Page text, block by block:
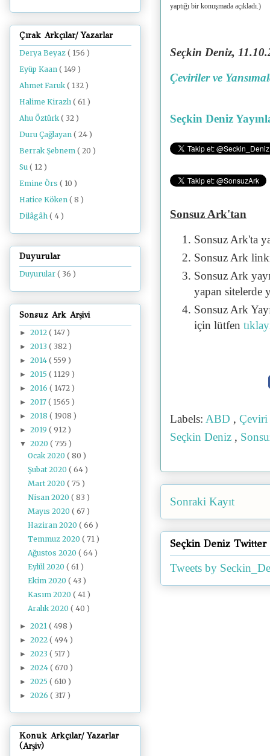
yaptığı bir konuşmada açıkladı.)
Seçkin Deniz, 11.10
Çeviriler ve
Seçkin Deniz
Sonsuz Ark'tan
Sonsuz Ark'ta
Sonsuz Ark
Sonsuz Ark
yapan sitelerde
Sonsuz Ark
için lütfen
Labels: ABD , Çeviri
Seçkin Deniz ,
Sonraki Kayıt
Seçkin Deniz Twitter
Tweets by
Çırak Arkçılar/ Yazarlar
Derya Beyaz ( 156 )
Eyüp Kaan ( 149 )
Ahmet Faruk ( 132 )
Halime Kirazlı ( 61 )
Ahu Öztürk ( 32 )
Duru Çağlayan ( 24 )
Berrak Şebnem ( 20 )
Su ( 12 )
Emine Örs ( 10 )
Hatice Köken ( 8 )
Dilâgâh ( 4 )
Duyurular
Duyurular ( 36 )
Sonsuz Ark Arşivi
► 2012 ( 147 )
► 2013 ( 382 )
► 2014 ( 559 )
► 2015 ( 1129 )
► 2016 ( 1472 )
► 2017 ( 1565 )
► 2018 ( 1908 )
► 2019 ( 912 )
▼ 2020 ( 755 )
Ocak 2020( 80 )
Şubat 2020( 64 )
Mart 2020( 75 )
Nisan 2020( 83 )
Mayıs 2020( 67 )
Haziran 2020( 66 )
Temmuz 2020( 71 )
Ağustos 2020( 64 )
Eylül 2020( 61 )
Ekim 2020( 43 )
Kasım 2020( 41 )
Aralık 2020( 40 )
► 2021 ( 498 )
► 2022 ( 494 )
► 2023 ( 517 )
► 2024 ( 670 )
► 2025 ( 610 )
► 2026 ( 317 )
Konuk Arkçılar/ Yazarlar
(Arşiv)